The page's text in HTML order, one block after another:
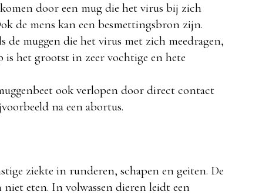
door een mug die het virus bij zich
de mens kan een besmettingsbron zijn.
de muggen die het virus met zich meedragen,
is het grootst in zeer vochtige en hete
ook verlopen door direct contact
na een abortus.
ziekte in runderen, schapen en geiten. De
eten. In volwassen dieren leidt een